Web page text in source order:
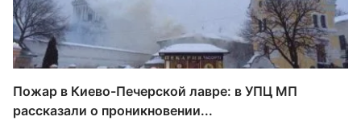
Пожар в Киево-Печерской лавре: в УПЦ МП
рассказали о проникновении...